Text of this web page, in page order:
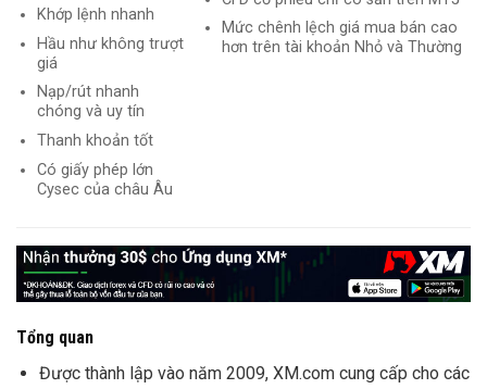
Khớp lệnh nhanh
Hầu như không trượt
giá
Nạp/rút nhanh
chóng và uy tín
Thanh khoản tốt
Có giấy phép lớn
Cysec của châu Âu
Mức chênh lệch giá mua bán cao
hơn trên tài khoản Nhỏ và Thường
Tổng quan
Được thành lập vào năm 2009, XM.com cung cấp cho các